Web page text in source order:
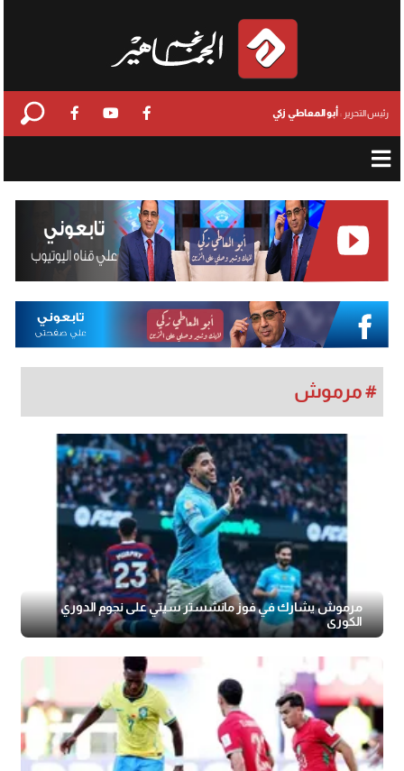
رئيس التحرير : أبو المعاطي زكي
# مرموش
مرموش يشارك في فوز مانشستر سيتي على نجوم الدوري
الكوري